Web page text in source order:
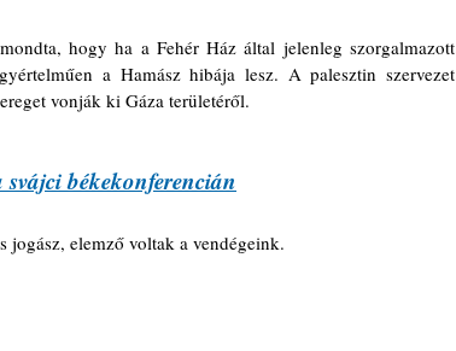
hogy ha a Fehér Ház által jelenleg szorgalmazott
a Hamász hibája lesz. A palesztin szervezet
vonják ki Gáza területéről.
békekonferencián
jogász, elemző voltak a vendégeink.